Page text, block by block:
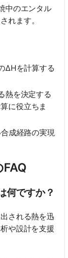
中のエンタル
れます。
ΔHを計算する
熱を決定する
に役立ちま
成経路の実現
何ですか？
される熱を迅
や設計を支援